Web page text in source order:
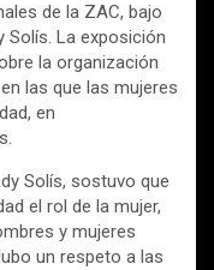
de la ZAC, bajo
Solís. La exposición
la organización
las que las mujeres
en
Solís, sostuvo que
el rol de la mujer,
y mujeres
un respeto a las